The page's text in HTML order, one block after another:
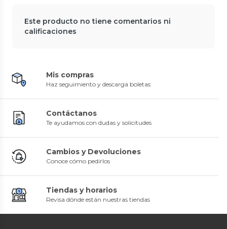
Este producto no tiene comentarios ni
calificaciones
Mis compras
Haz seguimiento y descarga boletas
Contáctanos
Te ayudamos con dudas y solicitudes
Cambios y Devoluciones
Conoce cómo pedirlos
Tiendas y horarios
Revisa dónde están nuestras tiendas